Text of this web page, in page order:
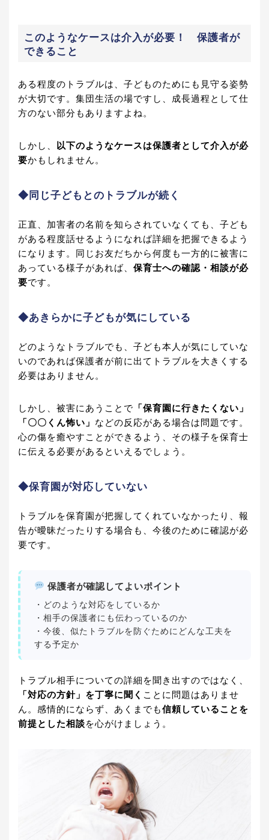
このようなケースは介入が必要！ 保護者が
できること
ある程度のトラブルは、子どものためにも見守る姿勢
が大切です。集団生活の場ですし、成長過程として仕
方のない部分もありますよね。
しかし、
以下のようなケースは保護者として介入が必
要かもしれません。
◆同じ子どもとのトラブルが続く
正直、加害者の名前を知らされていなくても、子ども
がある程度話せるようになれば詳細を把握できるよう
になります。同じお友だちから何度も一方的に被害に
あっている様子があれば、 保育士への確認・相談が必
要です。
◆あきらかに子どもが気にしている
どのようなトラブルでも、子ども本人が気にしていな
いのであれば保護者が前に出てトラブルを大きくする
必要はありません。
しかし、被害にあうことで 「保育園に行きたくない」
「〇〇くん怖い」 などの反応がある場合は問題です。
心の傷を癒やすことができるよう、その様子を保育士
に伝える必要があるといえるでしょう。
◆保育園が対応していない
トラブルを保育園が把握してくれていなかったり、報
告が曖昧だったりする場合も、今後のために確認が必
要です。
保護者が確認してよいポイント
・どのような対応をしているか
・相手の保護者にも伝わっているのか
・今後、似たトラブルを防ぐためにどんな工夫を
する予定か
トラブル相手についての詳細を聞き出すのではなく、
「対応の方針」を丁寧に聞く ことに問題はありませ
ん。感情的にならず、あくまでも信頼していることを
前提とした相談を心がけましょう。